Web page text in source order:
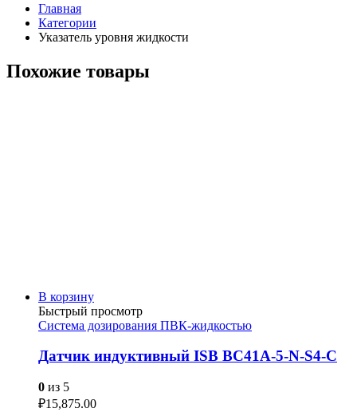
Главная
Категории
Указатель уровня жидкости
Похожие товары
В корзину
Быстрый просмотр
Система дозирования ПВК-жидкостью
Датчик индуктивный ISB BC41A-5-N-S4-C
0 из 5
₽15,875.00